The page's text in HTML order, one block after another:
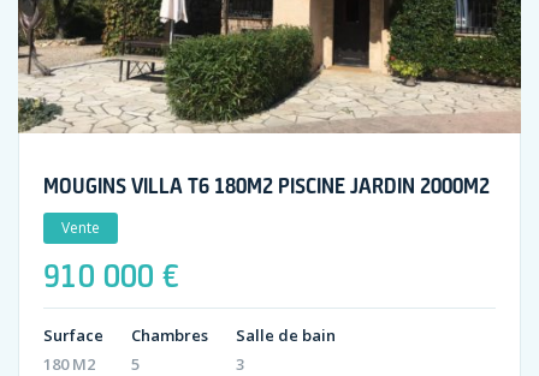
MOUGINS VILLA T6 180M2 PISCINE JARDIN 2000M2
Vente
910 000 €
Surface
180 M2
Chambres
5
Salle de bain
3